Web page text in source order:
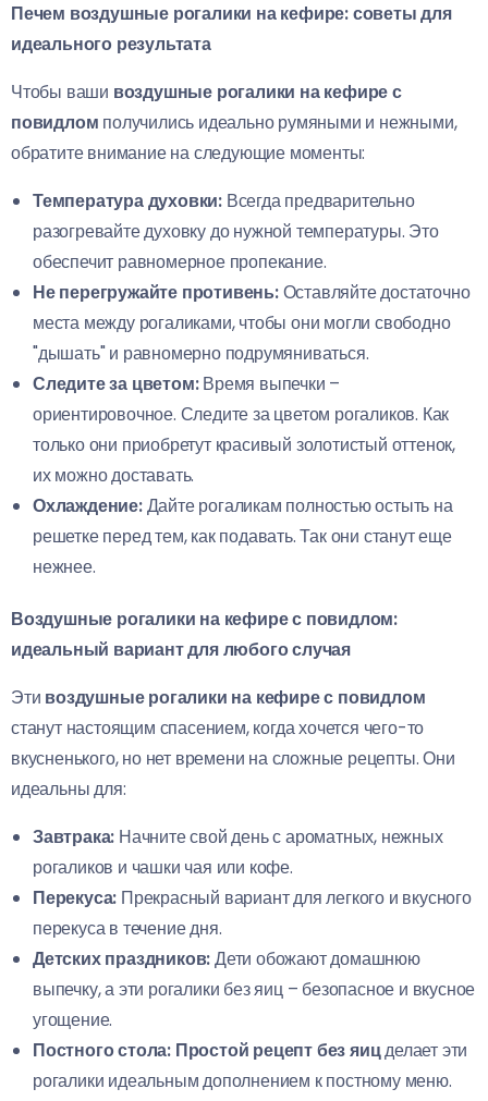
Печем воздушные рогалики на кефире: советы для
идеального результата
Чтобы ваши воздушные рогалики на кефире с
повидлом получились идеально румяными и нежными,
обратите внимание на следующие моменты:
Температура духовки: Всегда предварительно
разогревайте духовку до нужной температуры. Это
обеспечит равномерное пропекание.
Не перегружайте противень:Оставляйте достаточно
места между рогаликами, чтобы они могли свободно
"дышать" и равномерно подрумяниваться.
Следите за цветом:Время выпечки –
ориентировочное. Следите за цветом рогаликов. Как
только они приобретут красивый золотистый оттенок,
их можно доставать.
Охлаждение:Дайте рогаликам полностью остыть на
решетке перед тем, как подавать. Так они станут еще
нежнее.
Воздушные рогалики на кефире с повидлом:
идеальный вариант для любого случая
Эти воздушные рогалики на кефире с повидлом
станут настоящим спасением, когда хочется чего-то
вкусненького, но нет времени на сложные рецепты. Они
идеальны для:
Завтрака: Начните свой день с ароматных, нежных
рогаликов и чашки чая или кофе.
Перекуса: Прекрасный вариант для легкого и вкусного
перекуса в течение дня.
Детских праздников:Дети обожают домашнюю
выпечку, а эти рогалики без яиц – безопасное и вкусное
угощение.
Постного стола: Простой рецепт без яицделает эти
рогалики идеальным дополнением к постному меню.